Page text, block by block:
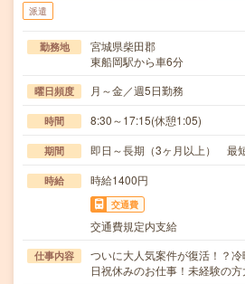
派遣
勤務地
宮城県柴田郡
東船岡駅から車6分
曜日頻度 月～金／週5日勤務
時間 8:30～17:15(休憩1:05)
期間 即日～長期（3ヶ月以上） 最
時給 時給1400円
交通費
交通費規定内支給
仕事内容
ついに大人気案件が復活！？
日祝休みのお仕事！未経験の